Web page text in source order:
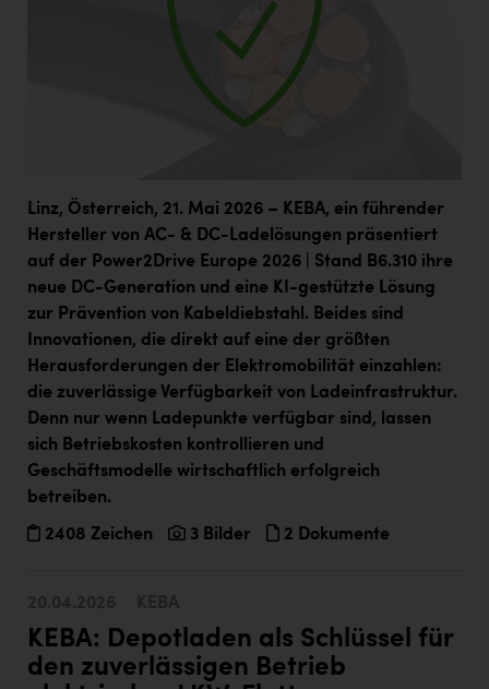
Linz, Österreich, 21. Mai 2026 – KEBA, ein führender
Hersteller von AC- & DC-Ladelösungen präsentiert
auf der Power2Drive Europe 2026 | Stand B6.310 ihre
neue DC-Generation und eine KI-gestützte Lösung
zur Prävention von Kabeldiebstahl. Beides sind
Innovationen, die direkt auf eine der größten
Herausforderungen der Elektromobilität einzahlen:
die zuverlässige Verfügbarkeit von Ladeinfrastruktur.
Denn nur wenn Ladepunkte verfügbar sind, lassen
sich Betriebskosten kontrollieren und
Geschäftsmodelle wirtschaftlich erfolgreich
betreiben.
2408 Zeichen 3 Bilder 2 Dokumente
KEBA: Depotladen als Schlüssel für
den zuverlässigen Betrieb